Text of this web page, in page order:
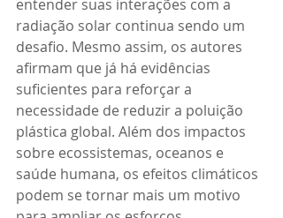
entender suas interações com a
radiação solar continua sendo um
desafio. Mesmo assim, os autores
afirmam que já há evidências
suficientes para reforçar a
necessidade de reduzir a poluição
plástica global. Além dos impactos
sobre ecossistemas, oceanos e
saúde humana, os efeitos climáticos
podem se tornar mais um motivo